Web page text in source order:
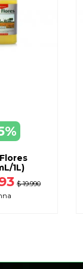
1L)
$ 19.990